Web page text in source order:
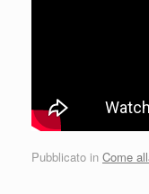
Pubblicato in Come